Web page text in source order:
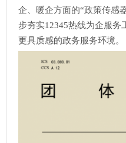
企、暖企方面的“政策传感
步夯实12345热线为企服务
更具质感的政务服务环境。